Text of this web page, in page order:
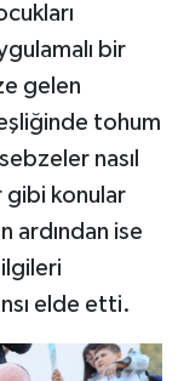
bir
gelen
tohum
nasıl
gibi konular
ardından ise
elde etti.